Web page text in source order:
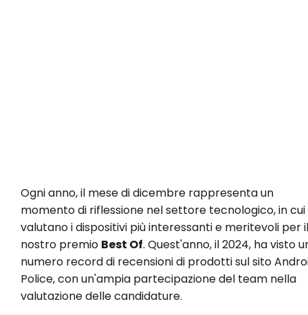
Ogni anno, il mese di dicembre rappresenta un
momento di riflessione nel settore tecnologico, in cui
valutano i dispositivi più interessanti e meritevoli per il
nostro premio Best Of. Quest'anno, il 2024, ha visto
numero record di recensioni di prodotti sul sito
Police, con un'ampia partecipazione del team nella
valutazione delle candidature.